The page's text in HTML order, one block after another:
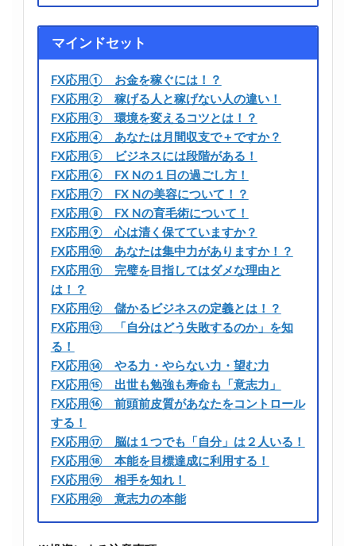
マインドセット
FX応用① お金を稼ぐには！？
FX応用② 稼げる人と稼げない人の違い！
FX応用③ 環境を変えるコツとは！？
FX応用④ あなたは月間収支で＋ですか？
FX応用⑤ ビジネスには段階がある！
FX応用⑥ FX Nの１日の過ごし方！
FX応用⑦ FX Nの美容について！？
FX応用⑧ FX Nの育毛術について！
FX応用⑨ 心は清く保てていますか？
FX応用⑩ あなたは集中力がありますか！？
FX応用⑪ 完璧を目指してはダメな理由と
は！？
FX応用⑫ 儲かるビジネスの定義とは！？
FX応用⑬ 「自分はどう失敗するのか」を知
る！
FX応用⑭ やる力・やらない力・望む力
FX応用⑮ 出世も勉強も寿命も「意志力」
FX応用⑯ 前頭前皮質があなたをコントロール
する！
FX応用⑰ 脳は１つでも「自分」は２人いる！
FX応用⑱ 本能を目標達成に利用する！
FX応用⑲ 相手を知れ！
FX応用⑳ 意志力の本能